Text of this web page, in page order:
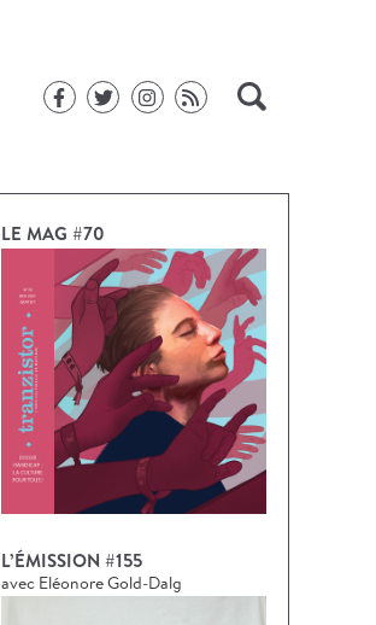
LE MAG #70
L’ÉMISSION #155
avec Eléonore Gold-Dalg